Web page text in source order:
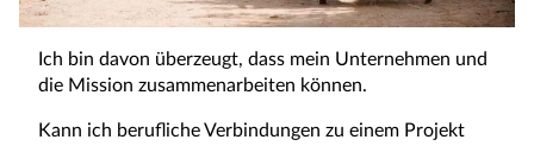
Ich bin davon überzeugt, dass mein Unternehmen und
die Mission zusammenarbeiten können.
Kann ich berufliche Verbindungen zu einem Projekt